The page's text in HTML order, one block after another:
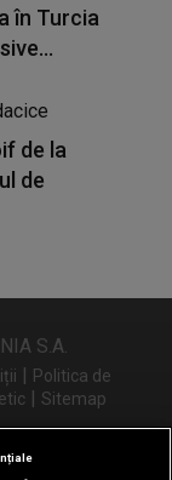
în Turcia
de la
de
S.A.
| Politica de
| Sitemap